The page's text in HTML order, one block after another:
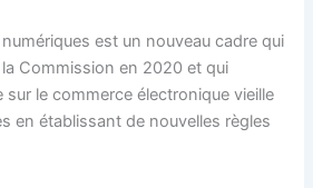
est un nouveau cadre qui
Commission en 2020 et qui
sur le commerce électronique vieille
en établissant de nouvelles règles